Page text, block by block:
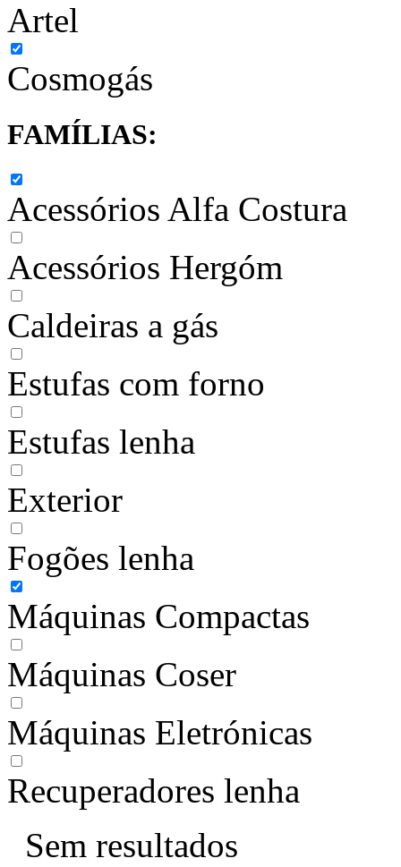
Artel
Cosmogás
FAMÍLIAS:
Acessórios Alfa Costura
Acessórios Hergóm
Caldeiras a gás
Estufas com forno
Estufas lenha
Exterior
Fogões lenha
Máquinas Compactas
Máquinas Coser
Máquinas Eletrónicas
Recuperadores lenha
Sem resultados